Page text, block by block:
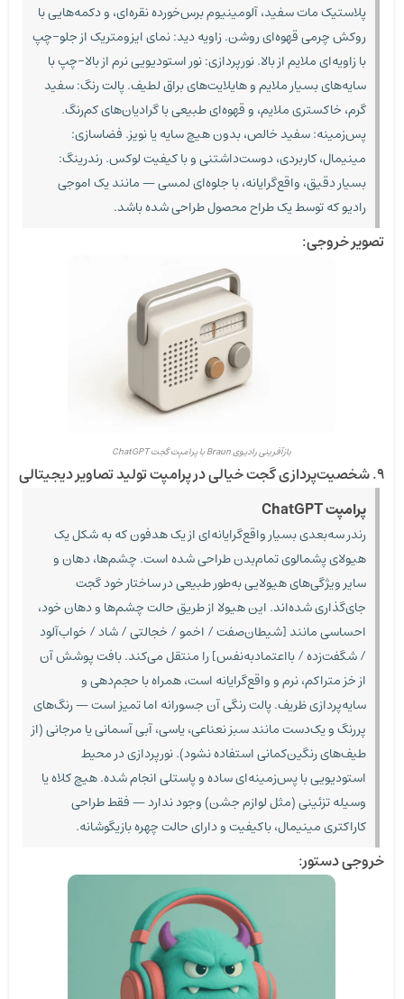
پلاستیک مات سفید، آلومینیوم برس‌خورده نقره‌ای، و دکمه‌هایی با
روکش چرمی قهوه‌ای روشن. زاویه دید: نمای ایزومتریک از جلو-چپ
با زاویه‌ای ملایم از بالا. نورپردازی: نور استودیویی نرم از بالا-چپ با
سایه‌های بسیار ملایم و هایلایت‌های براق لطیف. پالت رنگ: سفید
گرم، خاکستری ملایم، و قهوه‌ای طبیعی با گرادیان‌های کم‌رنگ.
پس‌زمینه: سفید خالص، بدون هیچ سایه یا نویز. فضاسازی:
مینیمال، کاربردی، دوست‌داشتنی و با کیفیت لوکس. رندرینگ:
بسیار دقیق، واقع‌گرایانه، با جلوه‌ای لمسی — مانند یک اموجی
رادیو که توسط یک طراح محصول طراحی شده باشد.
تصویر خروجی:
بازآفرینی رادیوی Braun با پرامپت گجت ChatGPT
۹. شخصیت‌پردازی گجت خیالی در پرامپت تولید تصاویر دیجیتالی
پرامپت ChatGPT
رندر سه‌بعدی بسیار واقع‌گرایانه‌ای از یک هدفون که به شکل یک
هیولای پشمالوی تمام‌بدن طراحی شده است. چشم‌ها، دهان و
سایر ویژگی‌های هیولایی به‌طور طبیعی در ساختار خود گجت
جای‌گذاری شده‌اند. این هیولا از طریق حالت چشم‌ها و دهان خود،
احساسی مانند [شیطان‌صفت / اخمو / خجالتی / شاد / خواب‌آلود
/ شگفت‌زده / بااعتمادبه‌نفس] را منتقل می‌کند. بافت پوشش آن
از خز متراکم، نرم و واقع‌گرایانه است، همراه با حجم‌دهی و
سایه‌پردازی ظریف. پالت رنگی آن جسورانه اما تمیز است — رنگ‌های
پررنگ و یک‌دست مانند سبز نعناعی، یاسی، آبی آسمانی یا مرجانی (از
طیف‌های رنگین‌کمانی استفاده نشود). نورپردازی در محیط
استودیویی با پس‌زمینه‌ای ساده و پاستلی انجام شده. هیچ کلاه یا
وسیله تزئینی (مثل لوازم جشن) وجود ندارد — فقط طراحی
کاراکتری مینیمال، باکیفیت و دارای حالت چهره بازیگوشانه.
خروجی دستور: